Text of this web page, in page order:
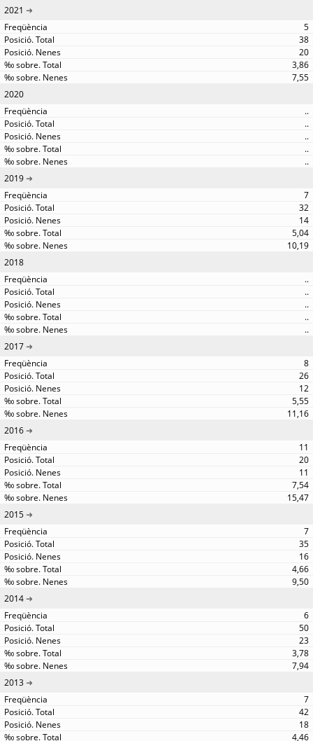
2021
5
38
20
3,86
7,55
2020
..
..
..
..
..
2019
7
32
14
5,04
10,19
2018
..
..
..
..
..
2017
8
26
12
5,55
11,16
2016
11
20
11
7,54
15,47
2015
7
35
16
4,66
9,50
2014
6
50
23
3,78
7,94
2013
7
42
18
4,46